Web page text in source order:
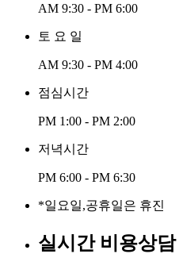
AM 9:30 - PM 6:00
토 요 일
AM 9:30 - PM 4:00
점심시간
PM 1:00 - PM 2:00
저녁시간
PM 6:00 - PM 6:30
*일요일,공휴일은 휴진
실시간 비용상담